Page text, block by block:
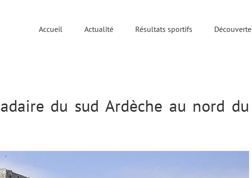
Accueil Actualité Résultats sportifs Découverte
du sud Ardèche au nord du